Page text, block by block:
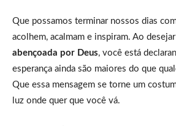
Que possamos terminar nossos dias
acolhem, acalmam e inspiram. Ao
abençoada por Deus, você está
esperança ainda são maiores do que
Que essa mensagem se torne um
luz onde quer que você vá.